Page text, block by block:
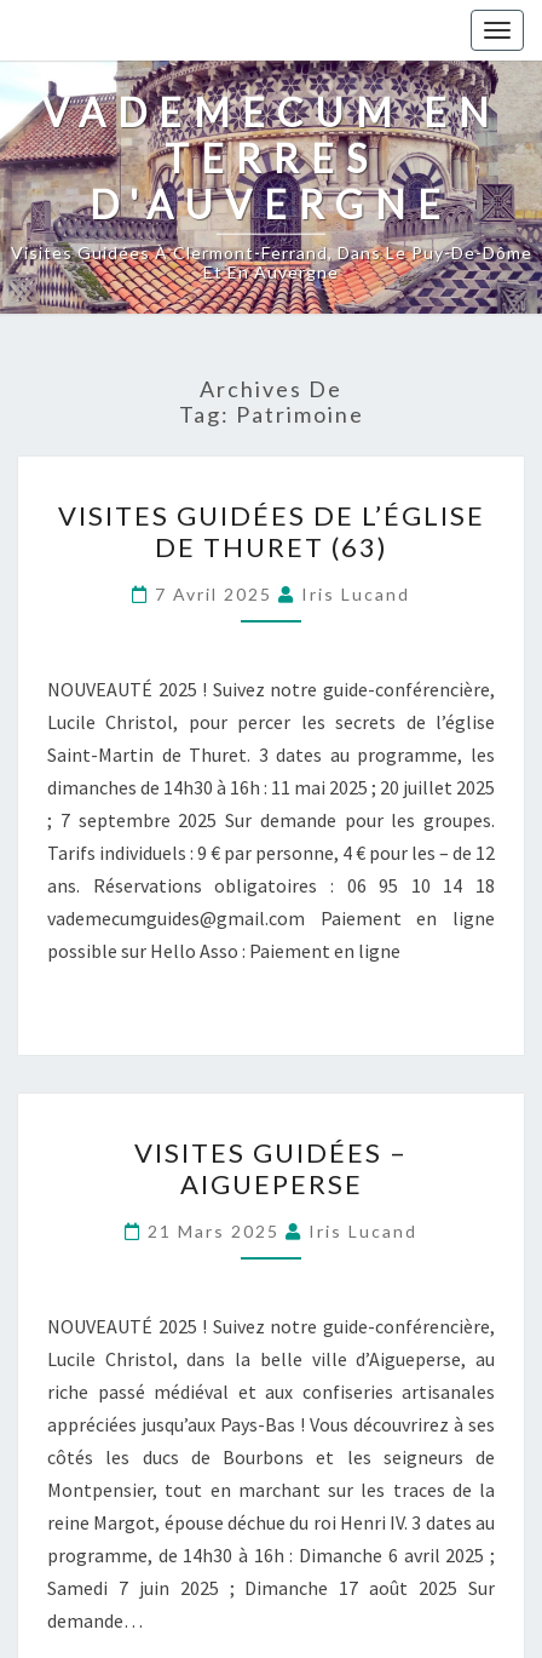
VADEMECUM EN
TERRES
D'AUVERGNE
Visites Guidées À Clermont-Ferrand, Dans Le Puy-De-Dôme
Et En Auvergne
Archives De
Tag: Patrimoine
VISITES GUIDÉES DE L’ÉGLISE
DE THURET (63)
7 Avril 2025 Iris Lucand
NOUVEAUTÉ 2025 ! Suivez notre guide-conférencière,
Lucile Christol, pour percer les secrets de l’église
Saint-Martin de Thuret. 3 dates au programme, les
dimanches de 14h30 à 16h : 11 mai 2025 ; 20 juillet 2025
; 7 septembre 2025 Sur demande pour les groupes.
Tarifs individuels : 9 € par personne, 4 € pour les – de 12
ans. Réservations obligatoires : 06 95 10 14 18
vademecumguides@gmail.com Paiement en ligne
possible sur Hello Asso : Paiement en ligne
VISITES GUIDÉES –
AIGUEPERSE
21 Mars 2025 Iris Lucand
NOUVEAUTÉ 2025 ! Suivez notre guide-conférencière,
Lucile Christol, dans la belle ville d’Aigueperse, au
riche passé médiéval et aux confiseries artisanales
appréciées jusqu’aux Pays-Bas ! Vous découvrirez à ses
côtés les ducs de Bourbons et les seigneurs de
Montpensier, tout en marchant sur les traces de la
reine Margot, épouse déchue du roi Henri IV. 3 dates au
programme, de 14h30 à 16h : Dimanche 6 avril 2025 ;
Samedi 7 juin 2025 ; Dimanche 17 août 2025 Sur
demande…